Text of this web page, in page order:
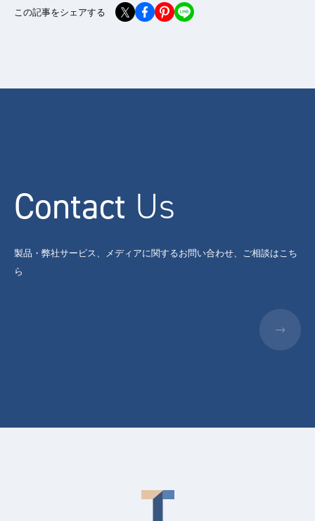
この記事をシェアする
Contact Us
製品・弊社サービス、メディアに関するお問い合わせ、ご相談はこち
ら